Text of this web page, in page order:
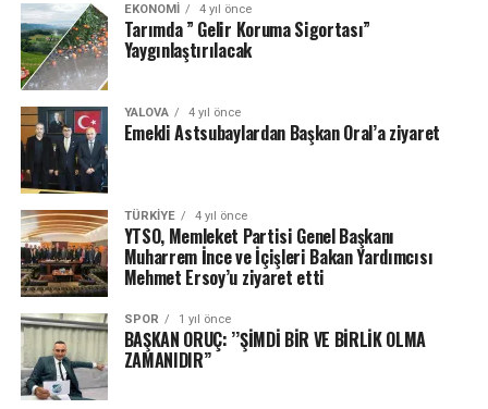
EKONOMI 4 yıl önce
Tarımda ” Gelir Koruma Sigortası”
Yaygınlaştırılacak
YALOVA 4 yıl önce
Emekli Astsubaylardan Başkan Oral’a ziyaret
TÜRKIYE 4 yıl önce
YTSO, Memleket Partisi Genel Başkanı
Muharrem İnce ve İçişleri Bakan Yardımcısı
Mehmet Ersoy’u ziyaret etti
SPOR 1 yıl önce
BAŞKAN ORUÇ: ’’ŞİMDİ BİR VE BİRLİK OLMA
ZAMANIDIR’’